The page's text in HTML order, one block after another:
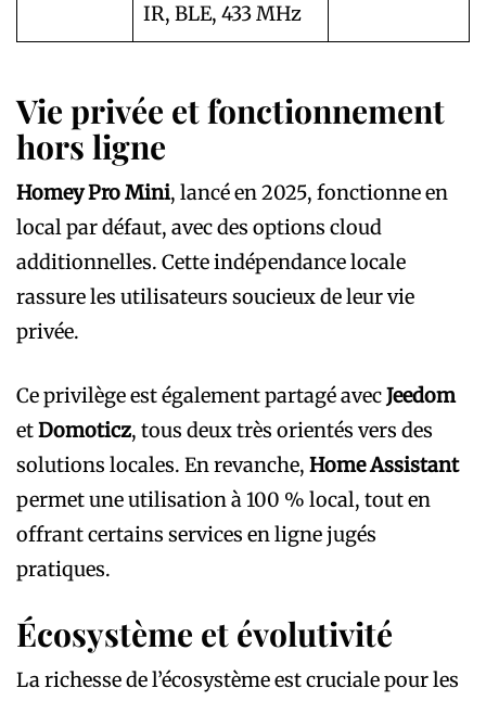
IR, BLE, 433 MHz
Vie privée et fonctionnement
hors ligne
Homey Pro Mini, lancé en 2025, fonctionne en
local par défaut, avec des options cloud
additionnelles. Cette indépendance locale
rassure les utilisateurs soucieux de leur vie
privée.
Ce privilège est également partagé avecJeedom
etDomoticz, tous deux très orientés vers des
solutions locales. En revanche, Home Assistant
permet une utilisation à 100 % local, tout en
offrant certains services en ligne jugés
pratiques.
Écosystème et évolutivité
La richesse de l’écosystème est cruciale pour les